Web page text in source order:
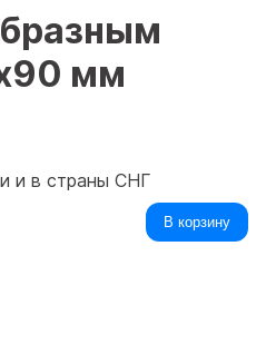
мм
и в страны СНГ
В корзину